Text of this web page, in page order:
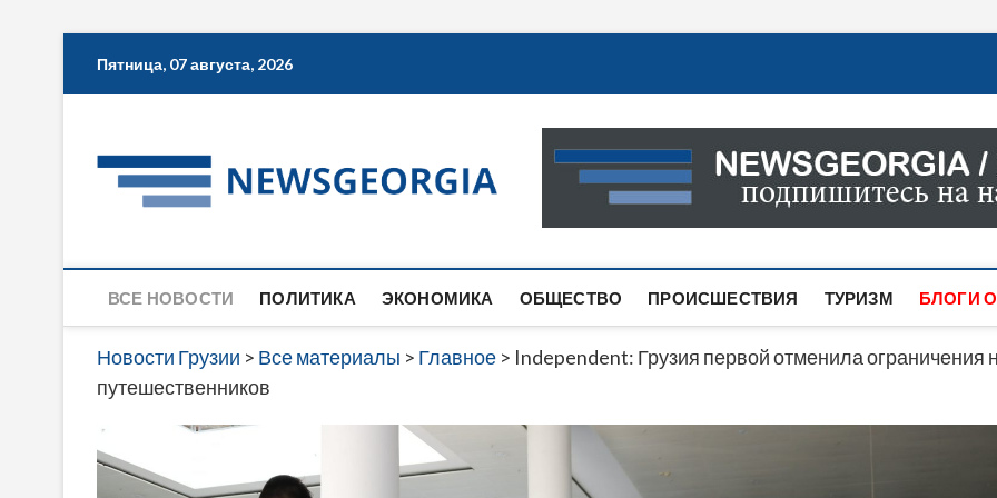
Пятница, 07 августа, 2026
Новости Грузии
САМАЯ АКТУАЛЬНАЯ ИНФОРМАЦИЯ О СОБЫТИЯХ
САЙТЕ ВЫ НАЙДЕТЕ НОВОСТИ ПОЛИТИКИ,
ВСЕ НОВОСТИ ПОЛИТИКА ЭКОНОМИКА ОБЩЕСТВО ПРОИСШЕСТВИЯ ТУРИЗМ БЛОГИ
Новости Грузии > Все материалы > Главное > Independent: Грузия первой отменила ограничения
путешественников